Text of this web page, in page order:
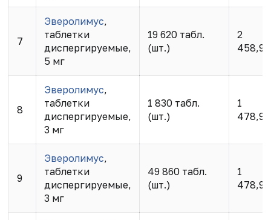
7
Эверолимус,
таблетки
диспергируемые,
5 мг
19 620 табл.
(шт.)
2
458,94
8
Эверолимус,
таблетки
диспергируемые,
3 мг
1 830 табл.
(шт.)
1
478,95
9
Эверолимус,
таблетки
диспергируемые,
3 мг
49 860 табл.
(шт.)
1
478,95